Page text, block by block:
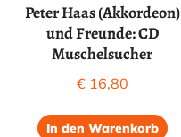
Peter Haas (Akkordeon)
und Freunde: CD
Muschelsucher
€16,80
In den Warenkorb